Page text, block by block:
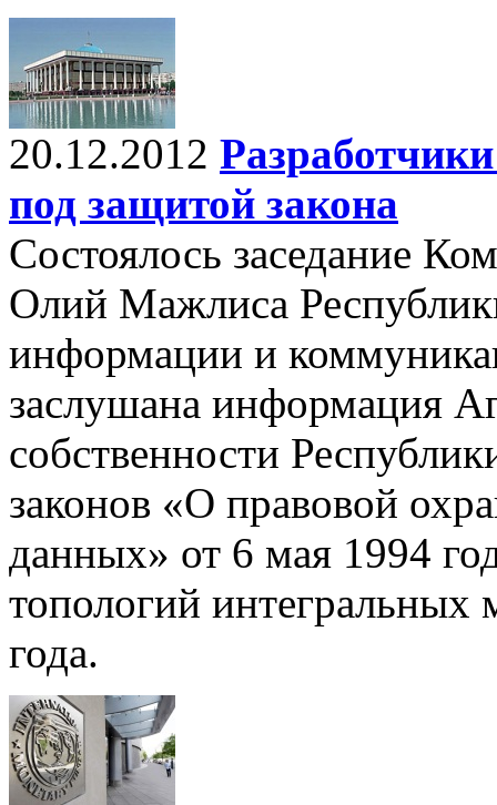
20.12.2012
под защитой закона
Состоялось заседание
Олий Мажлиса
информации и
заслушана информация
собственности
законов «О правовой
данных» от 6 мая 1994
топологий
года.